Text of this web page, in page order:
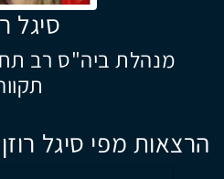
סיגל
מנהלת ביה"ס רב
הרצאות מפי סיגל